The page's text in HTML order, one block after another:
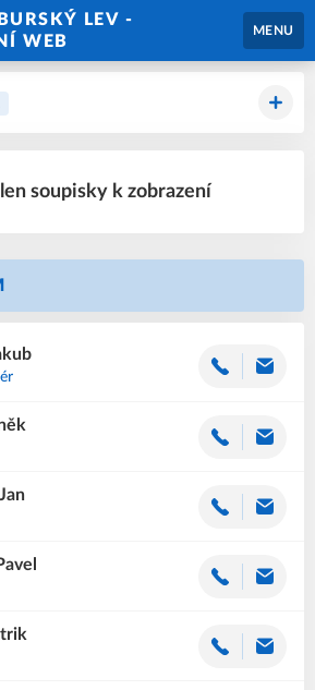
LEV -
WEB
MENU
Jan
soupisky k zobrazení